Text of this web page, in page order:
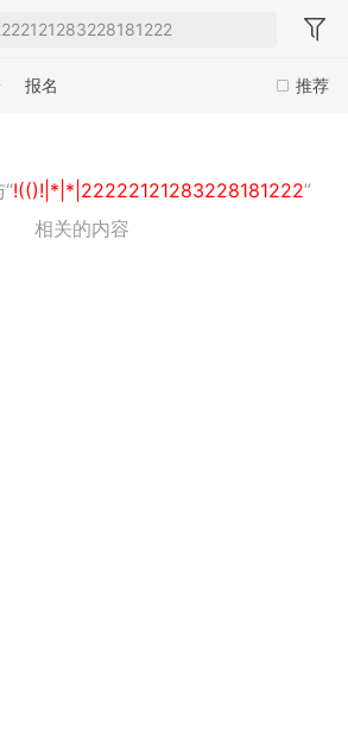
推荐
报名
!(()!|*|*|22222121283228181222”
相关的内容